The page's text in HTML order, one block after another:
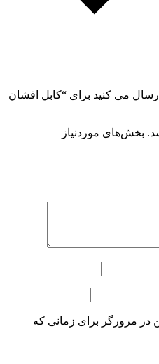
می کنید برای “کابل افشان
بخش‌های موردنیاز
در مرورگر برای زمانی که